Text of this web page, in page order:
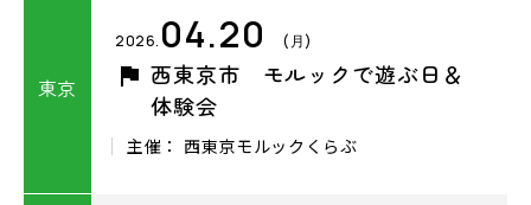
東京
2026. 04.20 (月)
西東京市 モルックで遊ぶ日＆
体験会
主催： ⻄東京モルックくらぶ